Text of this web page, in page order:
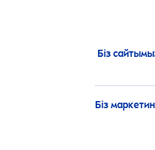
Біз
Біз
Шаш